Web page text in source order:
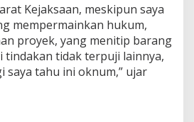
Kejaksaan, meskipun saya
mempermainkan hukum,
proyek, yang menitip barang
tindakan tidak terpuji lainnya,
saya tahu ini oknum,” ujar